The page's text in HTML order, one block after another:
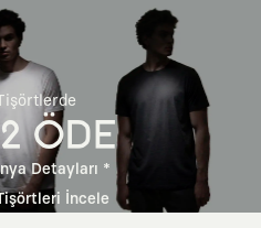
ÖDE
Detayları *
İncele